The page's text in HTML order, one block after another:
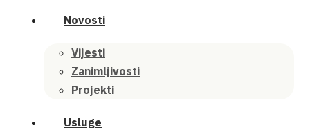
Novosti
Vijesti
Zanimljivosti
Projekti
Usluge